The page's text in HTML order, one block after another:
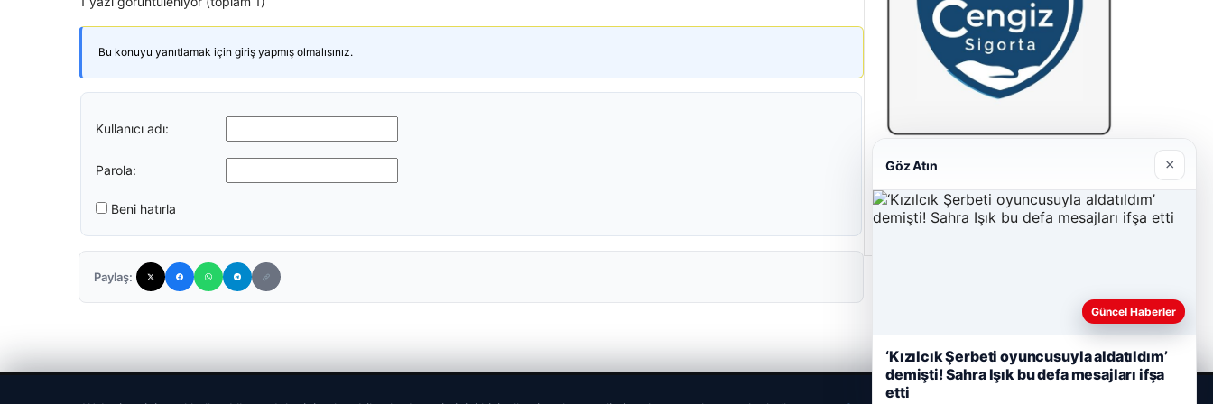
Bu konuyu yanıtlamak için giriş yapmış olmalısınız.
Kullanıcı adı:
Parola:
Beni hatırla
Paylaş:
Cengiz Sigorta
23/06/2026
Göz Atın ×
Güncel Haberler
‘Kızılcık Şerbeti oyuncusuyla aldatıldım’
demişti! Sahra Işık bu defa mesajları ifşa
etti